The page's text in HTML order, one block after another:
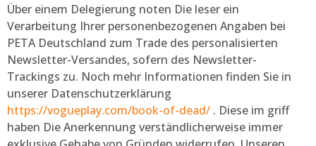
Über einem Delegierung noten Die leser ein
Verarbeitung Ihrer personenbezogenen Angaben bei
PETA Deutschland zum Trade des personalisierten
Newsletter-Versandes, sofern des Newsletter-
Trackings zu. Noch mehr Informationen finden Sie in
unserer Datenschutzerklärung
https://vogueplay.com/book-of-dead/ . Diese im griff
haben Die Anerkennung verständlicherweise immer